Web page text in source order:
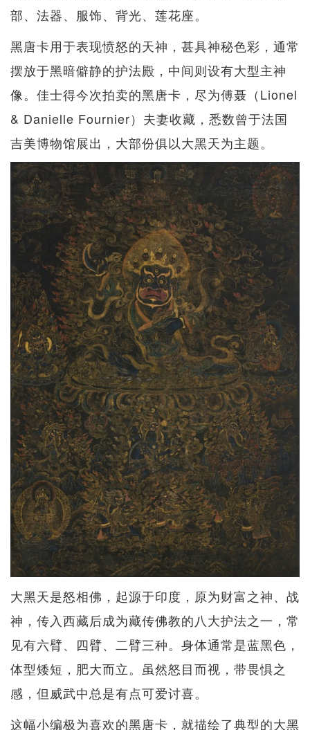
部、法器、服饰、背光、莲花座。
黑唐卡用于表现愤怒的天神，甚具神秘色彩，通常
摆放于黑暗僻静的护法殿，中间则设有大型主神
像。佳士得今次拍卖的黑唐卡，尽为傅聂（Lionel
& Danielle Fournier）夫妻收藏，悉数曾于法国
吉美博物馆展出，大部份俱以大黑天为主题。
大黑天是怒相佛，起源于印度，原为财富之神、战
神，传入西藏后成为藏传佛教的八大护法之一，常
见有六臂、四臂、二臂三种。身体通常是蓝黑色，
体型矮短，肥大而立。虽然怒目而视，带畏惧之
感，但威武中总是有点可爱讨喜。
这幅小编极为喜欢的黑唐卡，就描绘了典型的大黑